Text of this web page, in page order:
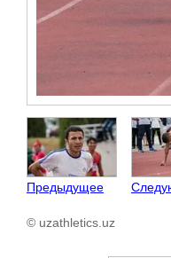
Предыдущее
© uzathletics.uz